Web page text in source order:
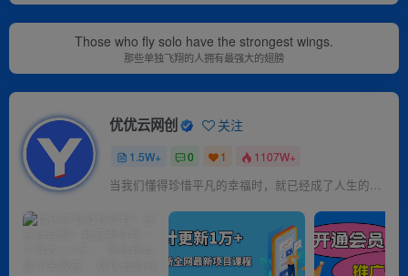
Those who fly solo have the strongest wings.
那些单独飞翔的人拥有最强大的翅膀
优优云网创 关注
1.5W+ 0 1 1107W+
当我们懂得珍惜平凡的幸福时，就已经成了人生的赢家